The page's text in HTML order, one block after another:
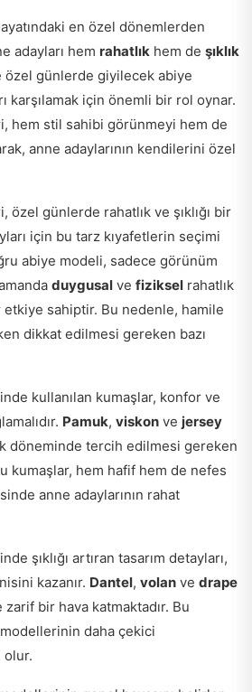
en özel dönemlerden
adayları hem rahatlık hem de şıklık
özel günlerde giyilecek abiye
karşılamak için önemli bir rol oynar.
hem stil sahibi görünmeyi hem de
anne adaylarının kendilerini özel
özel günlerde rahatlık ve şıklığı bir
için bu tarz kıyafetlerin seçimi
abiye modeli, sadece görünüm
duygusal ve fiziksel rahatlık
etkiye sahiptir. Bu nedenle, hamile
dikkat edilmesi gereken bazı
kullanılan kumaşlar, konfor ve
Pamuk, viskon ve jersey
döneminde tercih edilmesi gereken
kumaşlar, hem hafif hem de nefes
anne adaylarının rahat
şıklığı artıran tasarım detayları,
kazanır. Dantel, volan ve drape
bir hava katmaktadır. Bu
daha çekici
olur.